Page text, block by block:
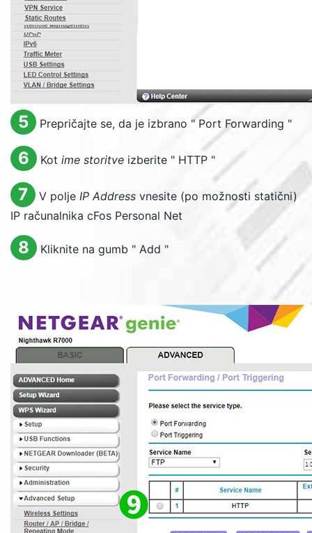
5 Prepričajte se, da je izbrano " Port Forwarding "
6 Kot ime storitveizberite " HTTP"
7 V polje IP Addressvnesite (po možnosti statični)
IP računalnika cFos Personal Net
8 Kliknite na gumb " Add "